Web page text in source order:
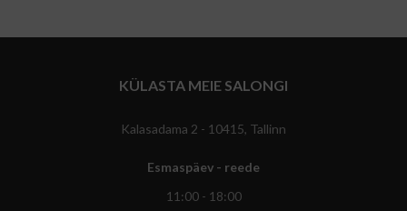
KÜLASTA MEIE SALONGI
Kalasadama 2 - 10415, Tallinn
Esmaspäev - reede
11:00 - 18:00